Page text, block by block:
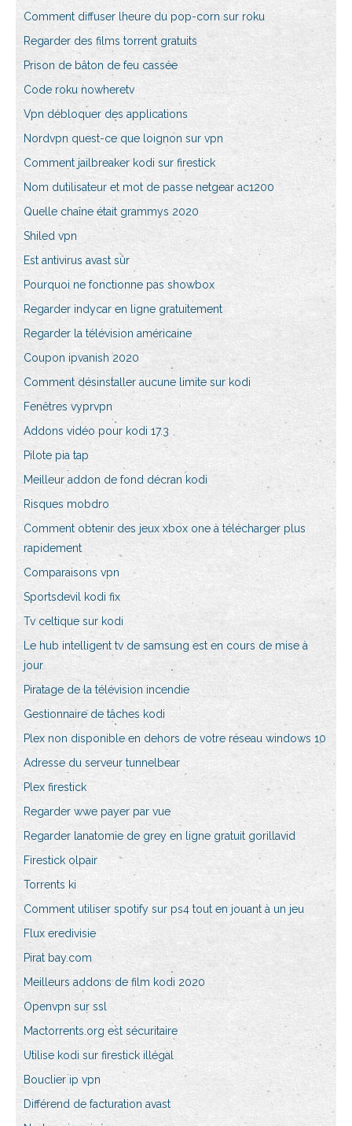
Comment diffuser lheure du pop-corn sur roku
Regarder des films torrent gratuits
Prison de bâton de feu cassée
Code roku nowheretv
Vpn débloquer des applications
Nordvpn quest-ce que loignon sur vpn
Comment jailbreaker kodi sur firestick
Nom dutilisateur et mot de passe netgear ac1200
Quelle chaîne était grammys 2020
Shiled vpn
Est antivirus avast sûr
Pourquoi ne fonctionne pas showbox
Regarder indycar en ligne gratuitement
Regarder la télévision américaine
Coupon ipvanish 2020
Comment désinstaller aucune limite sur kodi
Fenêtres vyprvpn
Addons vidéo pour kodi 17.3
Pilote pia tap
Meilleur addon de fond décran kodi
Risques mobdro
Comment obtenir des jeux xbox one à télécharger plus
rapidement
Comparaisons vpn
Sportsdevil kodi fix
Tv celtique sur kodi
Le hub intelligent tv de samsung est en cours de mise à
jour
Piratage de la télévision incendie
Gestionnaire de tâches kodi
Plex non disponible en dehors de votre réseau windows 10
Adresse du serveur tunnelbear
Plex firestick
Regarder wwe payer par vue
Regarder lanatomie de grey en ligne gratuit gorillavid
Firestick olpair
Torrents ki
Comment utiliser spotify sur ps4 tout en jouant à un jeu
Flux eredivisie
Pirat bay.com
Meilleurs addons de film kodi 2020
Openvpn sur ssl
Mactorrents.org est sécuritaire
Utilise kodi sur firestick illégal
Bouclier ip vpn
Différend de facturation avast